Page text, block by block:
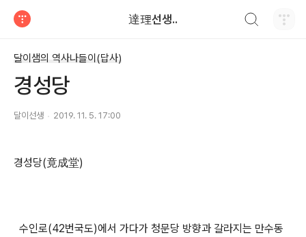
達理선생..
달이샘의 역사나들이(답사)
경성당
달이선생 2019. 11. 5. 17:00
경성당(竟成堂)
수인로(42번국도)에서 가다가 청문당 방향과 갈라지는 만수동